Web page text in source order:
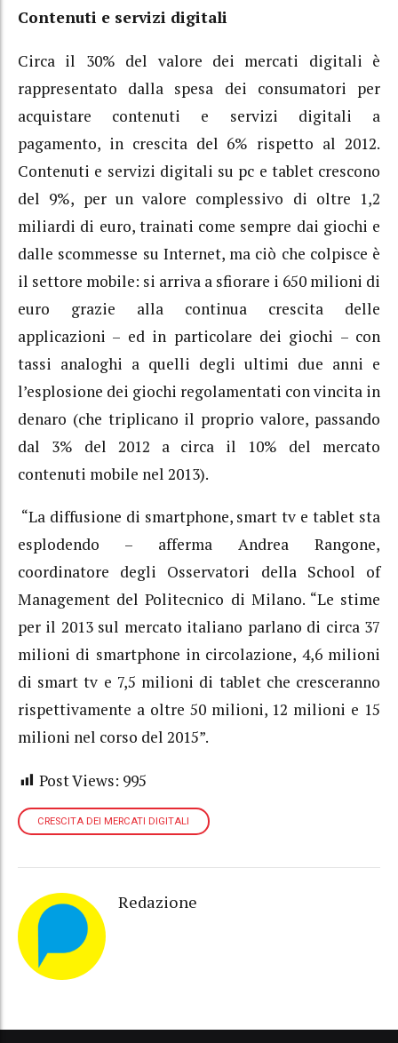
Contenuti e servizi digitali
Circa il 30% del valore dei mercati digitali è
rappresentato dalla spesa dei consumatori per
acquistare contenuti e servizi digitali a
pagamento, in crescita del 6% rispetto al 2012.
Contenuti e servizi digitali su pc e tablet crescono
del 9%, per un valore complessivo di oltre 1,2
miliardi di euro, trainati come sempre dai giochi e
dalle scommesse su Internet, ma ciò che colpisce è
il settore mobile: si arriva a sfiorare i 650 milioni di
euro grazie alla continua crescita delle
applicazioni – ed in particolare dei giochi – con
tassi analoghi a quelli degli ultimi due anni e
l’esplosione dei giochi regolamentati con vincita in
denaro (che triplicano il proprio valore, passando
dal 3% del 2012 a circa il 10% del mercato
contenuti mobile nel 2013).
“La diffusione di smartphone, smart tv e tablet sta
esplodendo – afferma Andrea Rangone,
coordinatore degli Osservatori della School of
Management del Politecnico di Milano. “Le stime
per il 2013 sul mercato italiano parlano di circa 37
milioni di smartphone in circolazione, 4,6 milioni
di smart tv e 7,5 milioni di tablet che cresceranno
rispettivamente a oltre 50 milioni, 12 milioni e 15
milioni nel corso del 2015”.
Post Views: 995
CRESCITA DEI MERCATI DIGITALI
Redazione